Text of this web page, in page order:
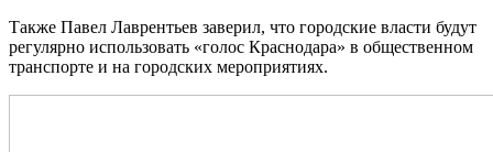
Также Павел Лаврентьев заверил, что городские власти будут
регулярно использовать «голос Краснодара» в общественном
транспорте и на городских мероприятиях.